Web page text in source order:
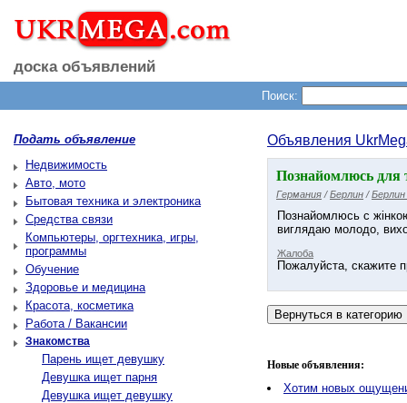
доска объявлений
Поиск:
Подать объявление
Недвижимость
Авто, мото
Бытовая техника и электроника
Средства связи
Компьютеры, оргтехника, игры,
программы
Обучение
Здоровье и медицина
Красота, косметика
Работа / Вакансии
Знакомства
Парень ищет девушку
Девушка ищет парня
Девушка ищет девушку
Объявления
Познайомлюсь для
Германия /Берлин /
Познайомлюсь с
виглядаю молодо,
Жалоба
Пожалуйста, скажите
Новые объявления:
Хотим новых